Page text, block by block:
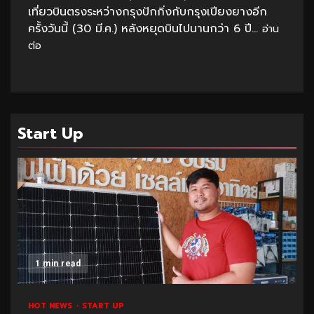
เที่ยวบินตรงระหว่างกรุงปักกิ่งกับกรุงเปียงยางอีก
ครั้งวันนี้ (30 มี.ค.) หลังหยุดบินไปนานกว่า 6 ปี... อ่าน
ต่อ
Start Up
1 min read
HOT NEWS START UP